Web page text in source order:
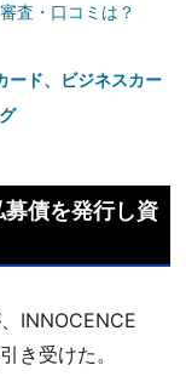
査・口コミは？
ード、ビジネスカー
債を発行し資
INNOCENCE
き受けた。